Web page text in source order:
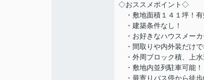
◇おススメポイント◇
・敷地面積１４１坪！有
・建築条件なし！
・お好きなハウスメー
・間取りや内外装だけで
・外周ブロック積、上水
・敷地内並列駐車可能！
・最寄りバス停から徒歩